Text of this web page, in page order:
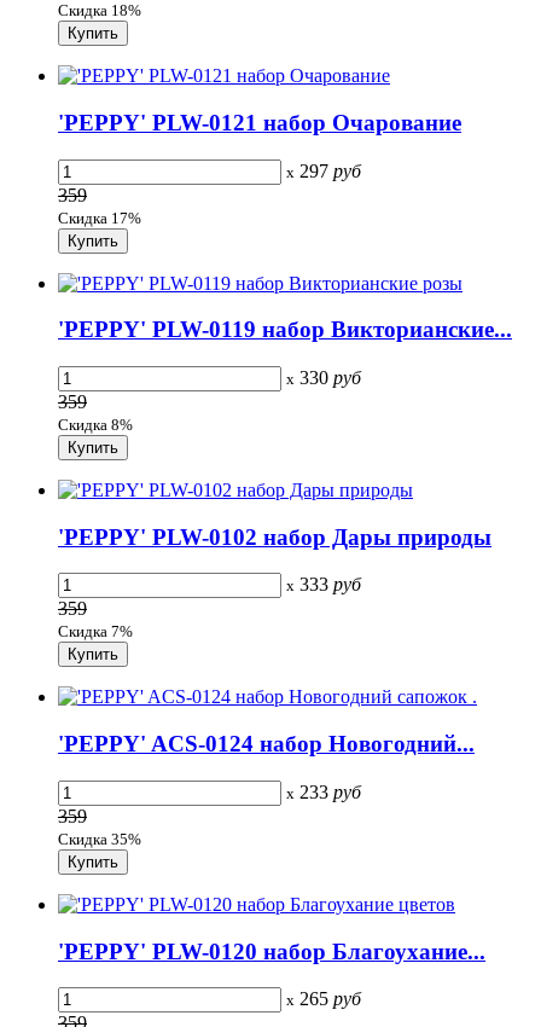
Скидка 18%
'PEPPY' PLW-0121 набор Очарование
x 297 руб
359
Скидка 17%
'PEPPY' PLW-0119 набор Викторианские...
x 330 руб
359
Скидка 8%
'PEPPY' PLW-0102 набор Дары природы
x 333 руб
359
Скидка 7%
'PEPPY' ACS-0124 набор Новогодний...
x 233 руб
359
Скидка 35%
'PEPPY' PLW-0120 набор Благоухание...
x 265 руб